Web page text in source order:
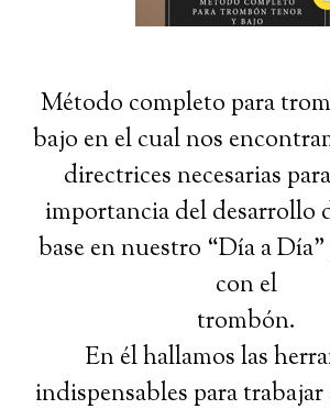
Método completo para
bajo en el cual nos
directrices necesarias
importancia del desarrollo
base en nuestro “Día a
con el
trombón.
En él hallamos las
indispensables para